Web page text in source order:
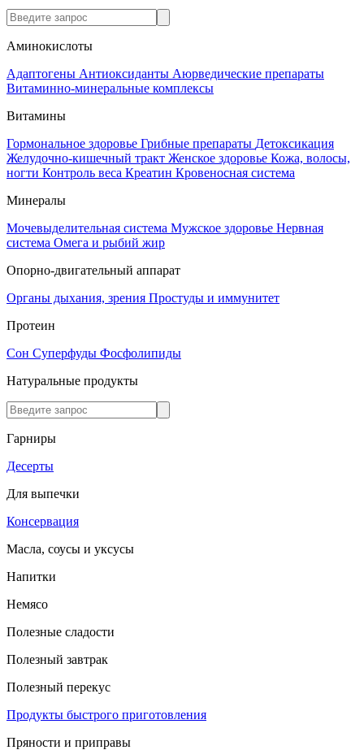
Аминокислоты
Адаптогены Антиоксиданты Аюрведические препараты
Витаминно-минеральные комплексы
Витамины
Гормональное здоровье Грибные препараты Детоксикация
Желудочно-кишечный тракт Женское здоровье Кожа, волосы,
ногти Контроль веса Креатин Кровеносная система
Минералы
Мочевыделительная система Мужское здоровье Нервная
система Омега и рыбий жир
Опорно-двигательный аппарат
Органы дыхания, зрения Простуды и иммунитет
Протеин
Сон Суперфуды Фосфолипиды
Натуральные продукты
Гарниры
Десерты
Для выпечки
Консервация
Масла, соусы и уксусы
Напитки
Немясо
Полезные сладости
Полезный завтрак
Полезный перекус
Продукты быстрого приготовления
Пряности и приправы